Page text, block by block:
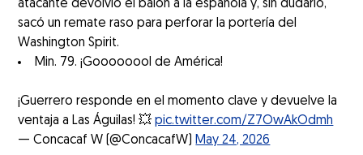
atacante devolvió el balón a la española y, sin dudarlo,
sacó un remate raso para perforar la portería del
Washington Spirit.
Min. 79. ¡Goooooool de América!
¡Guerrero responde en el momento clave y devuelve la
ventaja a Las Águilas! 💥pic.twitter.com/Z7OwAkOdmh
— Concacaf W (@ConcacafW) May 24, 2026